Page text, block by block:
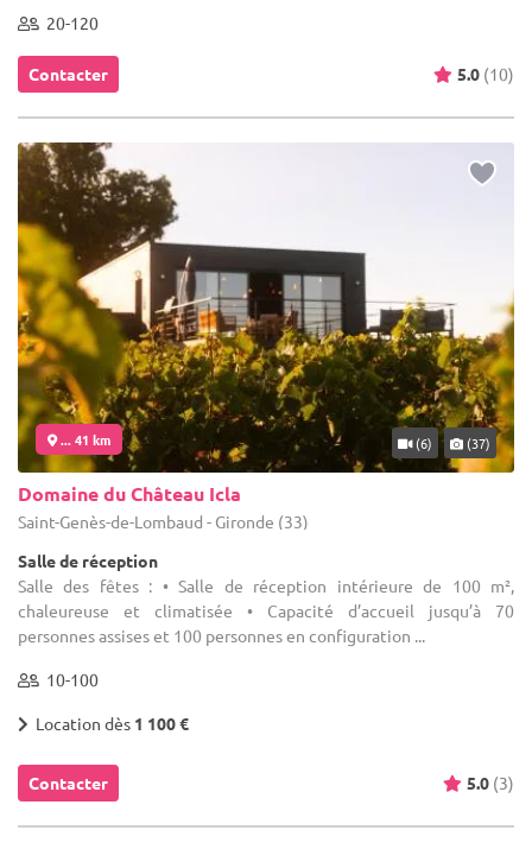
20-120
Contacter 5.0 (10)
... 41 km (6) (37)
Domaine du Château Icla
Saint-Genès-de-Lombaud - Gironde (33)
Salle de réception
Salle des fêtes : • Salle de réception intérieure de 100 m²,
chaleureuse et climatisée • Capacité d’accueil jusqu’à 70
personnes assises et 100 personnes en configuration ...
10-100
Location dès 1 100 €
Contacter 5.0 (3)